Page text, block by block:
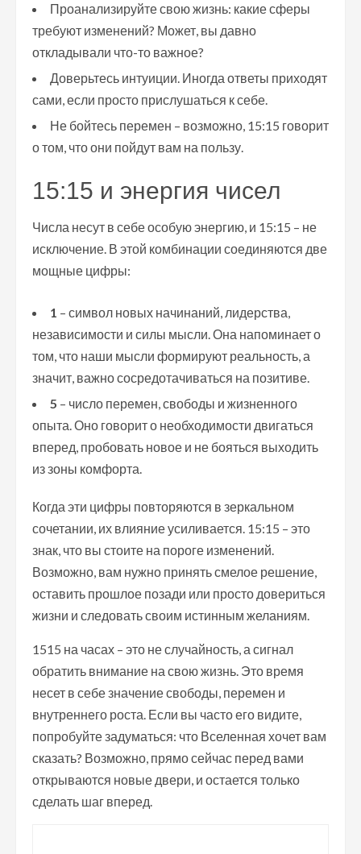
Проанализируйте свою жизнь: какие сферы
требуют изменений? Может, вы давно
откладывали что-то важное?
Доверьтесь интуиции. Иногда ответы приходят
сами, если просто прислушаться к себе.
Не бойтесь перемен – возможно, 15:15 говорит
о том, что они пойдут вам на пользу.
15:15 и энергия чисел
Числа несут в себе особую энергию, и 15:15 – не
исключение. В этой комбинации соединяются две
мощные цифры:
1 – символ новых начинаний, лидерства,
независимости и силы мысли. Она напоминает о
том, что наши мысли формируют реальность, а
значит, важно сосредотачиваться на позитиве.
5 – число перемен, свободы и жизненного
опыта. Оно говорит о необходимости двигаться
вперед, пробовать новое и не бояться выходить
из зоны комфорта.
Когда эти цифры повторяются в зеркальном
сочетании, их влияние усиливается. 15:15 – это
знак, что вы стоите на пороге изменений.
Возможно, вам нужно принять смелое решение,
оставить прошлое позади или просто довериться
жизни и следовать своим истинным желаниям.
1515 на часах – это не случайность, а сигнал
обратить внимание на свою жизнь. Это время
несет в себе значение свободы, перемен и
внутреннего роста. Если вы часто его видите,
попробуйте задуматься: что Вселенная хочет вам
сказать? Возможно, прямо сейчас перед вами
открываются новые двери, и остается только
сделать шаг вперед.